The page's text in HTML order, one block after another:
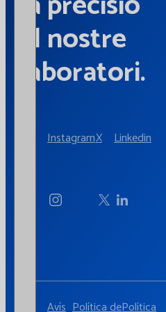
al nostre
laboratori.
InstagramX Linkedin
Avís Política dePolítica